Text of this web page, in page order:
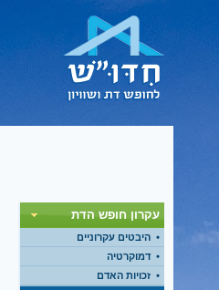
עקרון חופש הדת
היבטים עקרוניים
דמוקרטיה
זכויות האדם